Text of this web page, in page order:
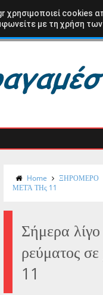
ΞΗΡΟΜΕΡΟ
Home ΞΗΡΟΜΕΡΟ
ΜΕΤΆ ΤΗς 11
Σήμερα
ρεύματος
11
χρησιμοποιεί cookies
με τη χρήση